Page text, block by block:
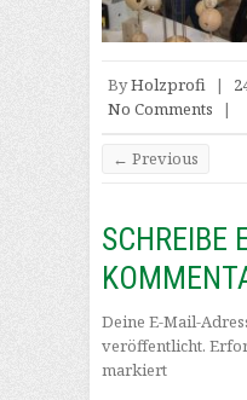
ByHolzprofi |
No Comments
|
← Previous
SCHREIBE
Deine E-Mail-
veröffentlicht.
markiert